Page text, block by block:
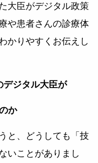
大臣がデジタル政策
や患者さんの診療体
かりやすくお伝えし
デジタル大臣が
か
と、どうしても「技
いことがありまし